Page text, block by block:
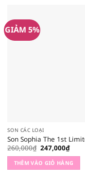
GIẢM 5%
SON CÁC LOẠI
Son Sophia The 1st
260,000₫ Giá
gốc
là:
260,000₫.
247,000₫Giá
hiện
tại
là:
THÊM VÀO GIỎ HÀNG